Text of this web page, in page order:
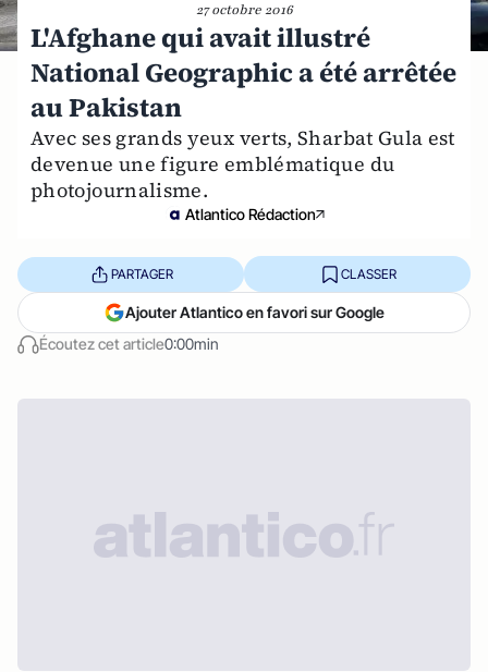
27 octobre 2016
L'Afghane qui avait illustré
National Geographic a été arrêtée
au Pakistan
Avec ses grands yeux verts, Sharbat Gula est
devenue une figure emblématique du
photojournalisme.
Atlantico Rédaction
Écoutez cet article0:00min
PARTAGER CLASSER
Ajouter Atlantico en favori sur Google